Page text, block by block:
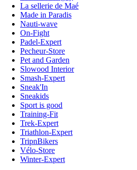
La sellerie de Maé
Made in Paradis
Nauti-wave
On-Fight
Padel-Expert
Pecheur-Store
Pet and Garden
Slowood Interior
Smash-Expert
Sneak'In
Sneakids
Sport is good
Training-Fit
Trek-Expert
Triathlon-Expert
TripnBikers
Vélo-Store
Winter-Expert